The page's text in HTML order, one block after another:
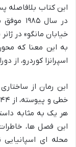
این کتاب بلافاصله
در سال
به این معنا که
اسپرانزا کوردرو، از
این رمان از
هر یک به مثابه
این فصل ها،
محله ای